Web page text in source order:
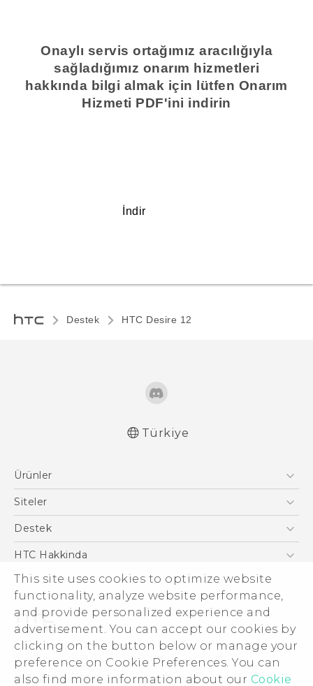
This site uses cookies to optimize website
functionality, analyze website performance,
and provide personalized experience and
advertisement. You can accept our cookies by
clicking on the button below or manage your
preference on Cookie Preferences. You can
also find more information about our Cookie
Onaylı servis ortağımız aracılığıyla
sağladığımız onarım hizmetleri
hakkında bilgi almak için lütfen Onarım
Hizmeti PDF'ini indirin
İndir
Destek HTC Desire 12‎
User manual
Türkiye
Ürünler
Akıllı Telefonlar
VIVE
Siteler
HTC Dev
Destek
Destek Merkezi
HTC Hakkinda
ESG
Yatırımcı (İNGİLİZCE)
Gizlilik Politikası
Ürün Güvenliği
Cookie Preferences
© 2011-2026 HTC Corporation
Hukuk Terimleri